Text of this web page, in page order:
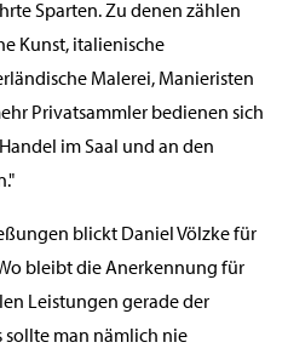
Sparten. Zu denen zählen
Kunst, italienische
Malerei, Manieristen
Privatsammler bedienen sich
im Saal und an den
blickt Daniel Völzke für
bleibt die Anerkennung für
Leistungen gerade der
sollte man nämlich nie